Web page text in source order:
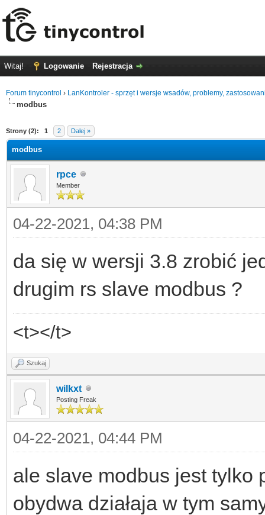
Witaj! Logowanie Rejestracja
Forum tinycontrol › LanKontroler - sprzęt i wersje wsadów, problemy,
modbus
Strony (2): 1 2 Dalej »
modbus
rpce
Member
04-22-2021, 04:38 PM
da się w wersji 3.8 zrobić
drugim rs slave modbus ?
<t></t>
Szukaj
wilkxt
Posting Freak
04-22-2021, 04:44 PM
ale slave modbus jest tylko
obydwa działaja w tym